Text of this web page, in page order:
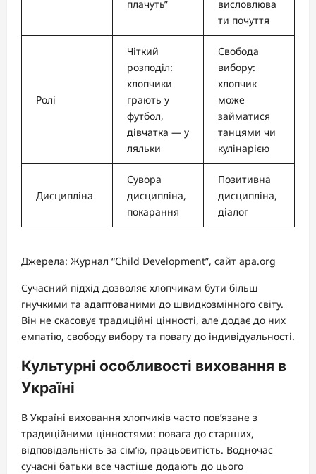
плачуть”
висловлюва
ти почуття
Ролі
Чіткий
розподіл:
хлопчики
грають у
футбол,
дівчатка — у
ляльки
Свобода
вибору:
хлопчик
може
займатися
танцями чи
кулінарією
Дисципліна
Сувора
дисципліна,
покарання
Позитивна
дисципліна,
діалог
Джерела: Журнал “Child Development”, сайт apa.org
Сучасний підхід дозволяє хлопчикам бути більш
гнучкими та адаптованими до швидкозмінного світу.
Він не скасовує традиційні цінності, але додає до них
емпатію, свободу вибору та повагу до індивідуальності.
Культурні особливості виховання в
Україні
В Україні виховання хлопчиків часто пов’язане з
традиційними цінностями: повага до старших,
відповідальність за сім’ю, працьовитість. Водночас
сучасні батьки все частіше додають до цього